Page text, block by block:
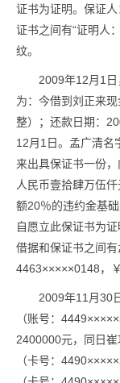
证书为证明。保证
证书之间有“证明人
纹。
2009年12月1
为：今借到刘正来
整）；还款日期：
12月1日。孟广清名
来出具保证书一份
人民币壹拾肆万伍
额20％的违约金基
自愿立此保证书为
借据和保证书之间
4463×××××0148，
2009年11月30
（账号：
2400000元，同日
（卡号：